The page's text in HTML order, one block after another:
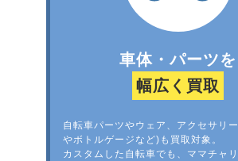
車体・パーツを
幅広く買取
自転車パーツやウェア、アクセサリ
やボトルゲージなど)も買取対象。
カスタムした自転車でも、ママチャ